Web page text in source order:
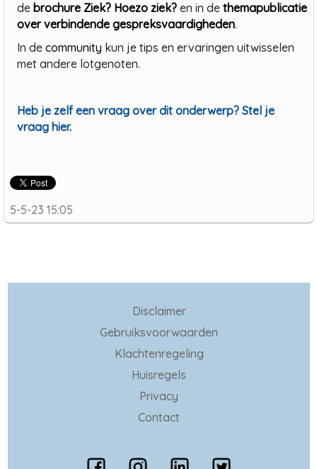
de brochure Ziek? Hoezo ziek? en in de themapublicatie
over verbindende gespreksvaardigheden.
In de community kun je tips en ervaringen uitwisselen
met andere lotgenoten.
Heb je zelf een vraag over dit onderwerp? Stel je
vraag hier.
5-5-23 15:05
Disclaimer
Gebruiksvoorwaarden
Klachtenregeling
Huisregels
Privacy
Contact